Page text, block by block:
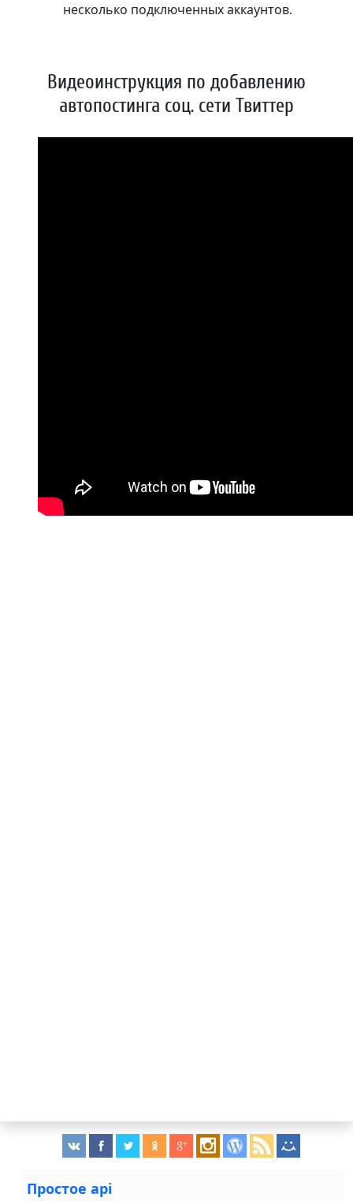
несколько подключенных аккаунтов.
Видеоинструкция по добавлению
автопостинга соц. сети Твиттер
Простое api